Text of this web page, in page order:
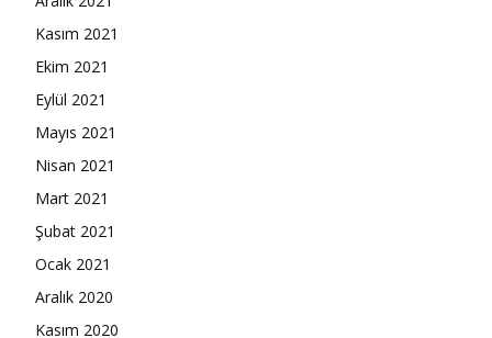
Kasım 2021
Ekim 2021
Eylül 2021
Mayıs 2021
Nisan 2021
Mart 2021
Şubat 2021
Ocak 2021
Aralık 2020
Kasım 2020